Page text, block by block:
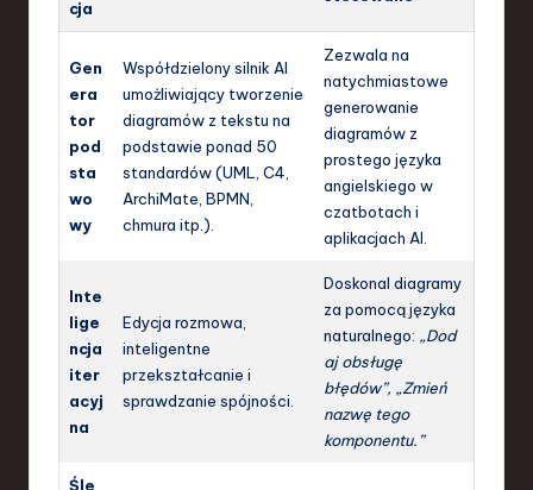
cja
Gen
era
tor
pod
sta
wo
wy
Współdzielony silnik AI
umożliwiający tworzenie
diagramów z tekstu na
podstawie ponad 50
standardów (UML, C4,
ArchiMate, BPMN,
chmura itp.).
Zezwala na
natychmiastowe
generowanie
diagramów z
prostego języka
angielskiego w
czatbotach i
aplikacjach AI.
Inte
lige
ncja
iter
acyj
na
Edycja rozmowa,
inteligentne
przekształcanie i
sprawdzanie spójności.
Doskonal diagramy
za pomocą języka
naturalnego: „Dod
aj obsługę
błędów”, „Zmień
nazwę tego
komponentu.”
Śle